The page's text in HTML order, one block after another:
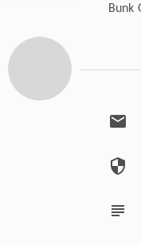
Bunk
mail
security
subject